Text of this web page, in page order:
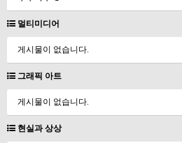
멀티미디어
게시물이 없습니다.
그래픽 아트
게시물이 없습니다.
현실과 상상